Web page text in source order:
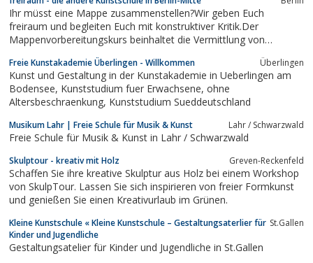
Ihr müsst eine Mappe zusammenstellen?Wir geben Euch
freiraum und begleiten Euch mit konstruktiver Kritik.Der
Mappenvorbereitungskurs beinhaltet die Vermittlung von
gegenständlichen und abstrakten zwei-und dreidimensionalen
bildnerischen Gestaltens. Wir bieten eine umfassende...
Freie Kunstakademie Überlingen - Willkommen Überlingen
Kunst und Gestaltung in der Kunstakademie in Ueberlingen am
Bodensee, Kunststudium fuer Erwachsene, ohne
Altersbeschraenkung, Kunststudium Sueddeutschland
Musikum Lahr | Freie Schule für Musik & Kunst Lahr / Schwarzwald
Freie Schule für Musik & Kunst in Lahr / Schwarzwald
Skulptour - kreativ mit Holz Greven-Reckenfeld
Schaffen Sie ihre kreative Skulptur aus Holz bei einem Workshop
von SkulpTour. Lassen Sie sich inspirieren von freier Formkunst
und genießen Sie einen Kreativurlaub im Grünen.
Kleine Kunstschule « Kleine Kunstschule – Gestaltungsaterlier für
Kinder und Jugendliche
St.Gallen
Gestaltungsatelier für Kinder und Jugendliche in St.Gallen